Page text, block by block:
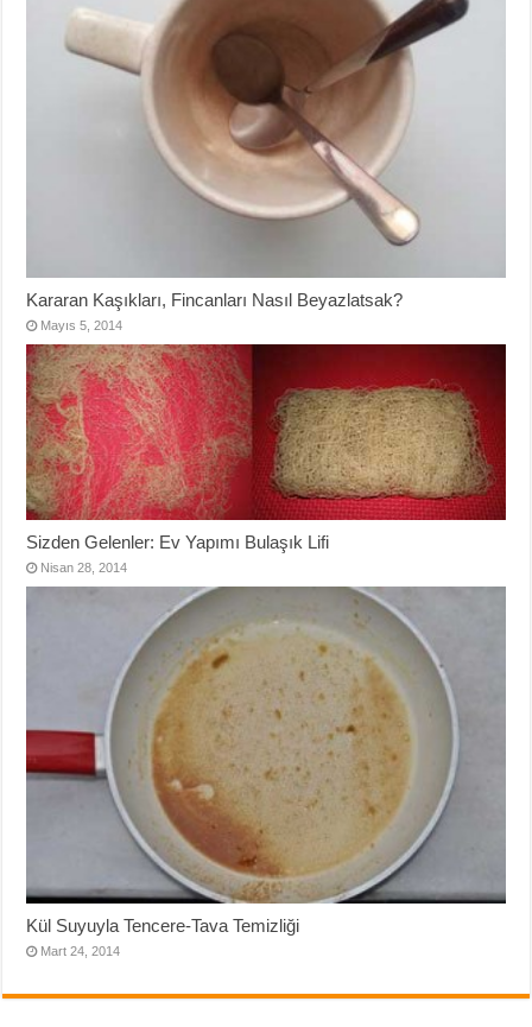
Kararan Kaşıkları, Fincanları Nasıl Beyazlatsak?
Mayıs 5, 2014
Sizden Gelenler: Ev Yapımı Bulaşık Lifi
Nisan 28, 2014
Kül Suyuyla Tencere-Tava Temizliği
Mart 24, 2014